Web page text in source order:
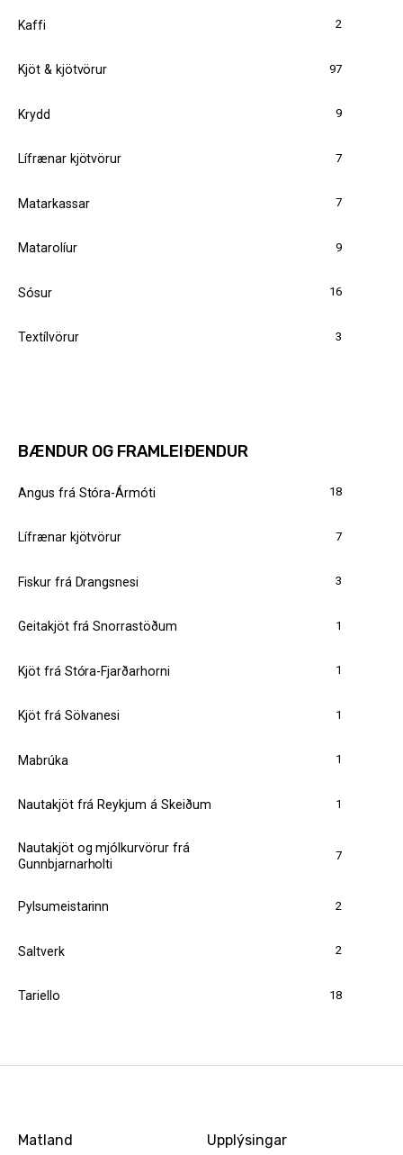
Kaffi 2
Kjöt & kjötvörur 97
Krydd 9
Lífrænar kjötvörur 7
Matarkassar 7
Matarolíur 9
Sósur 16
Textílvörur 3
BÆNDUR OG FRAMLEIÐENDUR
Angus frá Stóra-Ármóti 18
Lífrænar kjötvörur 7
Fiskur frá Drangsnesi 3
Geitakjöt frá Snorrastöðum 1
Kjöt frá Stóra-Fjarðarhorni 1
Kjöt frá Sölvanesi 1
Mabrúka 1
Nautakjöt frá Reykjum á Skeiðum 1
Nautakjöt og mjólkurvörur frá
Gunnbjarnarholti
7
Pylsumeistarinn 2
Saltverk 2
Tariello 18
Matland Upplýsingar